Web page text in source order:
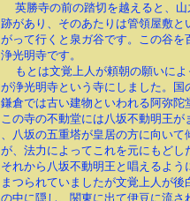
英勝寺の前の踏切を越えると、山
跡があり、そのあたりは管領屋敷
がって行くと泉ガ谷です。この谷
浄光明寺です。
もとは文覚上人が頼朝の願いによ
が浄光明寺という寺にしました。
鎌倉では古い建物といわれる阿弥陀
この寺の不動堂には八坂不動明王
、八坂の五重塔が皇居の方に向い
が、法力によってこれを元にもど
それから八坂不動明王と唱えるよ
まつられていましたが文覚上人が
の中に隠し、関東に出て伊豆に流